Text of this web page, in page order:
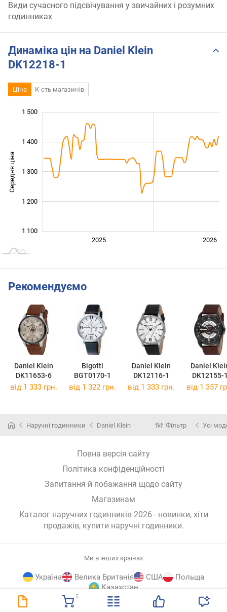
5
Види сучасного підсвічування у звичайних і розумних
годинниках
Динаміка цін на Daniel Klein
DK12218-1
Ціна К-сть магазинів
Середня ціна 1 100
1 100
1 200
1 300
1 400
1 500
2025 2026
Рекомендуємо
Daniel Klein
DK11653-6
Bigotti
BGT0170-1
Daniel Klein
DK12116-1
Daniel
DK12155-
від 1 333 грн. від 1 322 грн. від 1 333 грн. від 1 357
Наручні годинники Daniel Klein Фільтр Усі
Повна версія сайту
Політика конфіденційності
Запитання й побажання щодо сайту
Магазинам
Каталог наручних годинників 2026 - новинки, хіти
продажів, купити наручні годинники.
Ми в інших країнах
Україна Велика Британія США
Польща
Казахстан